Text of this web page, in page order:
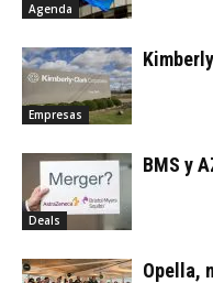
Agenda
Empresas
Deals
BMS y
Opella,